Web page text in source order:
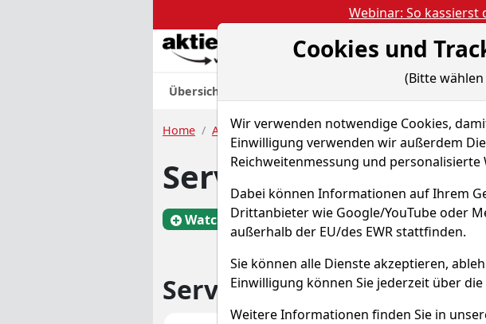
Webinar: So
Aktien Nachrichten
Übersicht
Home Aktien Servicenow Inc. Sparplan-Simulator
Servicenow Aktie
Watchlist NOW WKN A1JX4P
Servicenow Sparplan-
Cookies und
(Bitte
Wir verwenden notwendige Cookies,
Einwilligung verwenden wir außerdem
Reichweitenmessung und personalisierte
Dabei können Informationen auf Ihrem
Drittanbieter wie Google/YouTube oder
außerhalb der EU/des EWR stattfinden.
Sie können alle Dienste akzeptieren,
Einwilligung können Sie jederzeit über die
Weitere Informationen finden Sie in